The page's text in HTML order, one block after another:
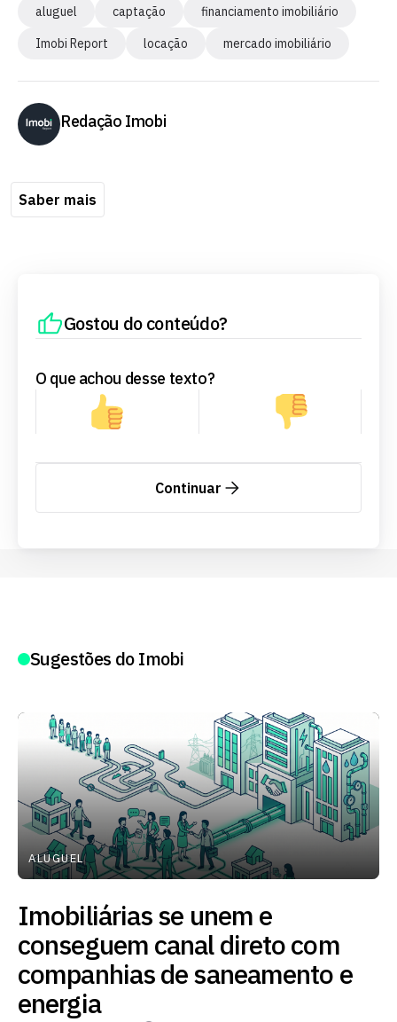
aluguel captação
financiamento imobiliário
Imobi Report
locação mercado imobiliário
Redação Imobi
Saber mais
Gostou do conteúdo?
O que achou desse texto?
Continuar
Sugestões do Imobi
ALUGUEL
Imobiliárias se unem e
conseguem canal direto com
companhias de saneamento e
energia